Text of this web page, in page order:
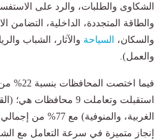
الشكاوى والطلبات، والرد على
والطاقة المتجددة، الداخلية، التضامن
والسكان،
السياحة والآثار، الشباب
والعمل).
فيما
استقبلت وتعاملت 9
الغربية،
إنجاز متميزة في سرعة التعامل مع